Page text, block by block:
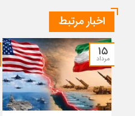
اخبار مرتبط
۱۵
مرداد